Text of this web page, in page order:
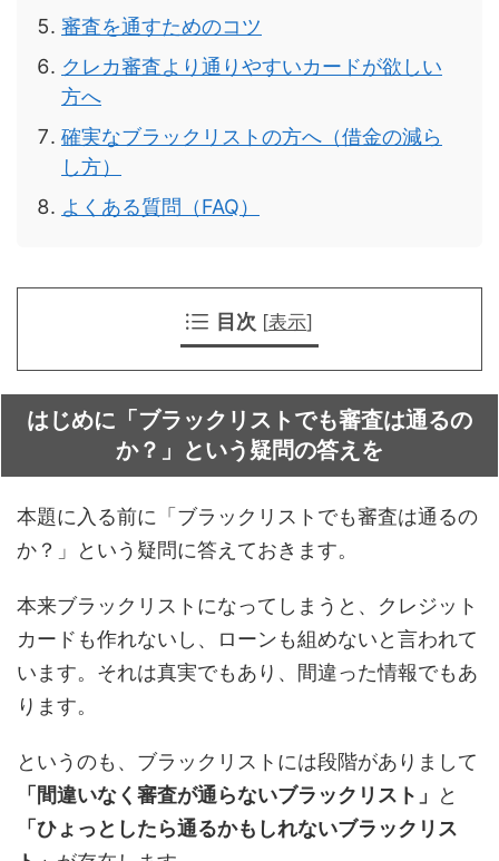
審査を通すためのコツ
クレカ審査より通りやすいカードが欲しい
方へ
確実なブラックリストの方へ（借金の減ら
し方）
よくある質問（FAQ）
目次 [表示]
はじめに「ブラックリストでも審査は通るの
か？」という疑問の答えを
本題に入る前に「ブラックリストでも審査は通るの
か？」という疑問に答えておきます。
本来ブラックリストになってしまうと、クレジット
カードも作れないし、ローンも組めないと言われて
います。それは真実でもあり、間違った情報でもあ
ります。
というのも、ブラックリストには段階がありまして
「間違いなく審査が通らないブラックリスト」
と
「ひょっとしたら通るかもしれないブラックリス